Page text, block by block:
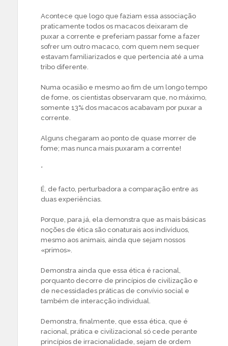
Acontece que logo que faziam essa associação
praticamente todos os macacos deixaram de
puxar a corrente e preferiam passar fome a fazer
sofrer um outro macaco, com quem nem sequer
estavam familiarizados e que pertencia até a uma
tribo diferente.
Numa ocasião e mesmo ao fim de um longo tempo
de fome, os cientistas observaram que, no máximo,
somente 13% dos macacos acabavam por puxar a
corrente.
Alguns chegaram ao ponto de quase morrer de
fome; mas nunca mais puxaram a corrente!
*
É, de facto, perturbadora a comparação entre as
duas experiências.
Porque, para já, ela demonstra que as mais básicas
noções de ética são conaturais aos indivíduos,
mesmo aos animais, ainda que sejam nossos
«primos».
Demonstra ainda que essa ética é racional,
porquanto decorre de princípios de civilização e
de necessidades práticas de convívio social e
também de interacção individual.
Demonstra, finalmente, que essa ética, que é
racional, prática e civilizacional só cede perante
princípios de irracionalidade, sejam de ordem